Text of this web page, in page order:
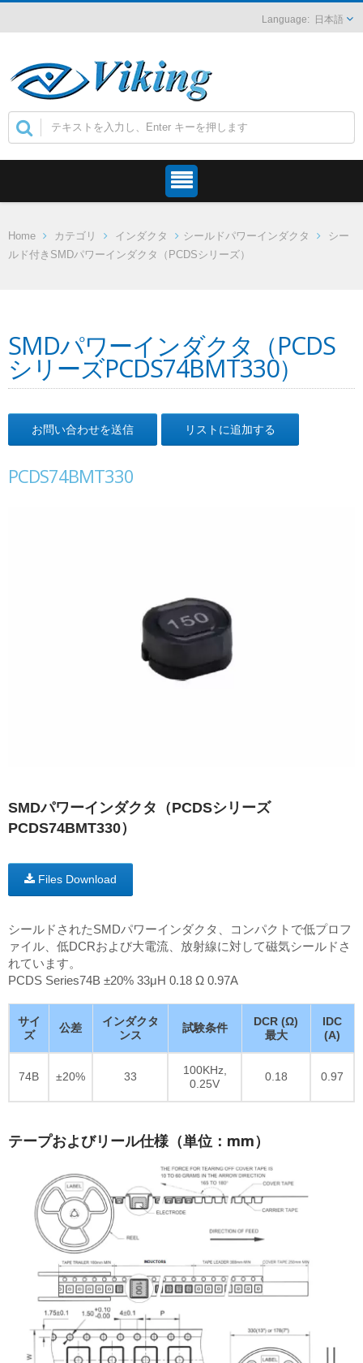
日本語
Home カテゴリ インダクタ シールドパワーインダクタ
シー
ルド付きSMDパワーインダクタ（PCDSシリーズ）
SMDパワーインダクタ（PCDS
シリーズPCDS74BMT330）
お問い合わせを送信 リストに追加する
PCDS74BMT330
SMDパワーインダクタ（PCDSシリーズ
PCDS74BMT330）
Files Download
シールドされたSMDパワーインダクタ、コンパクトで低プロフ
ァイル、低DCRおよび大電流、放射線に対して磁気シールドさ
れています。
PCDS Series74B ±20% 33μH 0.18 Ω 0.97A
サイ
ズ
公差
インダクタ
ンス
試験条件
DCR (Ω)
最大
IDC
(A)
74B ±20% 33
100KHz,
0.25V
0.18 0.97
テープおよびリール仕様（単位：mm）